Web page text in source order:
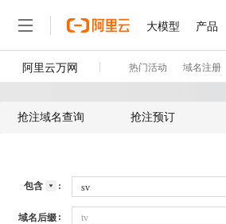
抢注域名查询 抢注预订
包含
域名后缀 tv